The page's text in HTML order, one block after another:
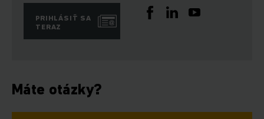
PRIHLÁSIŤ SA
TERAZ
Máte otázky?